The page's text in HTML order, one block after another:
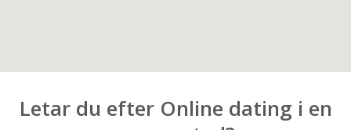
Letar du efter Online dating i en